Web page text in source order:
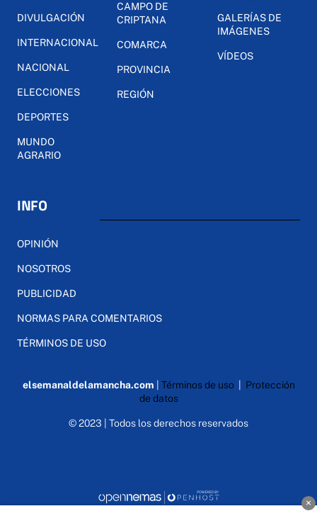
DIVULGACIÓN
INTERNACIONAL
NACIONAL
ELECCIONES
DEPORTES
MUNDO
AGRARIO
CAMPO DE
CRIPTANA
COMARCA
PROVINCIA
REGIÓN
GALERÍAS DE
IMÁGENES
VÍDEOS
INFO
OPINIÓN
NOSOTROS
PUBLICIDAD
NORMAS PARA COMENTARIOS
TÉRMINOS DE USO
elsemanaldelamancha.com Términos de uso| Protección
de datos
© 2023 | Todos los derechos reservados
×